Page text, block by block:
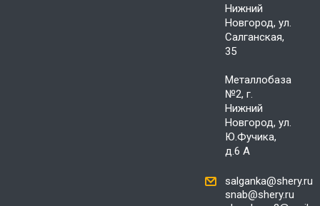
Нижний
Новгород, ул.
Салганская,
35
Металлобаза
№2, г.
Нижний
Новгород, ул.
Ю.Фучика,
д.6 А
salganka@shery.ru
snab@shery.ru